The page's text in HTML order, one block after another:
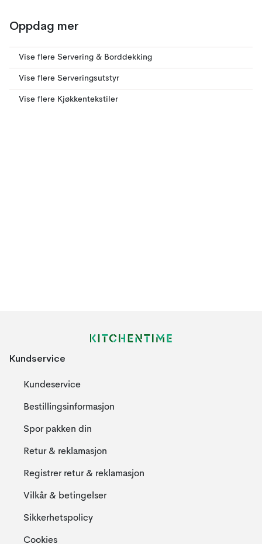
Oppdag mer
Vise flere Servering & Borddekking
Vise flere Serveringsutstyr
Vise flere Kjøkkentekstiler
Kundservice
Kundeservice
Bestillingsinformasjon
Spor pakken din
Retur & reklamasjon
Registrer retur & reklamasjon
Vilkår & betingelser
Sikkerhetspolicy
Cookies